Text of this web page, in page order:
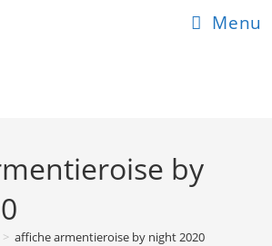
Menu
by
> affiche armentieroise by night 2020